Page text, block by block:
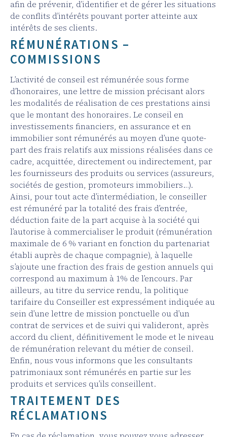
afin de prévenir, d’identifier et de gérer les situations
de conflits d’intérêts pouvant porter atteinte aux
intérêts de ses clients.
RÉMUNÉRATIONS –
COMMISSIONS
L’activité de conseil est rémunérée sous forme
d’honoraires, une lettre de mission précisant alors
les modalités de réalisation de ces prestations ainsi
que le montant des honoraires. Le conseil en
investissements financiers, en assurance et en
immobilier sont rémunérés au moyen d’une quote-
part des frais relatifs aux missions réalisées dans ce
cadre, acquittée, directement ou indirectement, par
les fournisseurs des produits ou services (assureurs,
sociétés de gestion, promoteurs immobiliers…).
Ainsi, pour tout acte d’intermédiation, le conseiller
est rémunéré par la totalité des frais d’entrée,
déduction faite de la part acquise à la société qui
l’autorise à commercialiser le produit (rémunération
maximale de 6 % variant en fonction du partenariat
établi auprès de chaque compagnie), à laquelle
s’ajoute une fraction des frais de gestion annuels qui
correspond au maximum à 1% de l’encours. Par
ailleurs, au titre du service rendu, la politique
tarifaire du Conseiller est expressément indiquée au
sein d’une lettre de mission ponctuelle ou d’un
contrat de services et de suivi qui valideront, après
accord du client, définitivement le mode et le niveau
de rémunération relevant du métier de conseil.
Enfin, nous vous informons que les consultants
patrimoniaux sont rémunérés en partie sur les
produits et services qu’ils conseillent.
TRAITEMENT DES
RÉCLAMATIONS